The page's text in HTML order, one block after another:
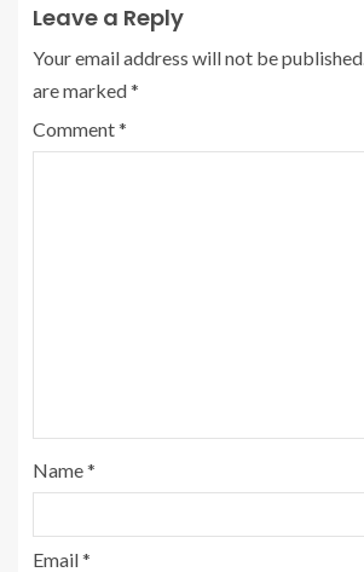
Leave a Reply
Your email address will not be published.
are marked*
Comment*
Name*
Email*